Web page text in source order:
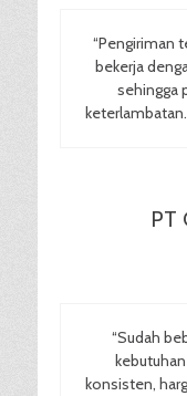
“Pengiriman
bekerja
sehingga
PT
“Sudah
konsisten,